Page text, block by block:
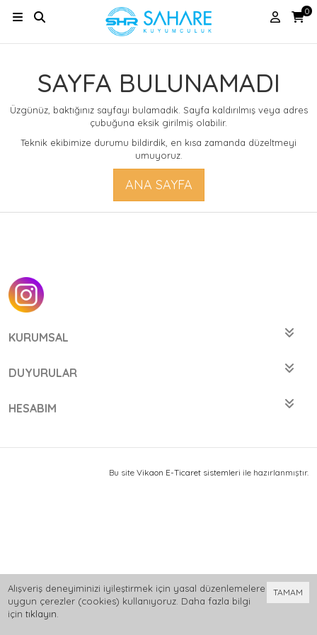
0
SAYFA BULUNAMADI
Üzgünüz, baktığınız sayfayı bulamadık. Sayfa kaldırılmış veya adres
çubuğuna eksik girilmiş olabilir.
Teknik ekibimize durumu bildirdik, en kısa zamanda düzeltmeyi
umuyoruz.
ANA SAYFA
KURUMSAL
DUYURULAR
HESABIM
Bu site Vikaon E-Ticaret sistemleri ile hazırlanmıştır.
TAMAM
Alışveriş deneyiminizi iyileştirmek için yasal düzenlemelere
uygun çerezler (cookies) kullanıyoruz. Daha fazla bilgi
için tıklayın